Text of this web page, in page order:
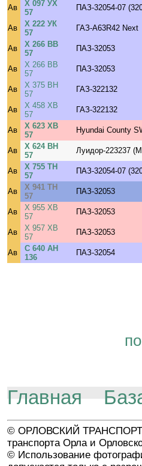
Ав
Х 097 УХ
57
ПАЗ-32054-07
Ав
Х 222 УК
57
ГАЗ-A63R42 Next
Ав
Х 266 ВВ
57
ПАЗ-32053
Ав
Х 266 ВВ
57
ПАЗ-32053
Ав
Х 375 ВН
57
ГАЗ-322132
Ав
Х 458 ХВ
57
ГАЗ-322132
Ав
Х 623 ХВ
57
Hyundai County
Ав
Х 624 ВН
57
Луидор-223237
Ав
Х 755 ТН
57
ПАЗ-32054-07
Ав
Х 941 ТН
57
ПАЗ-32053
Ав
Х 955 ХВ
57
ПАЗ-32053
Ав
Х 957 ХВ
57
ПАЗ-32053
Ав
С 640 АН
136
ПАЗ-32054
Главная
© ОРЛОВСКИЙ ТРАНСПОРТ
транспорта Орла и
© Использование